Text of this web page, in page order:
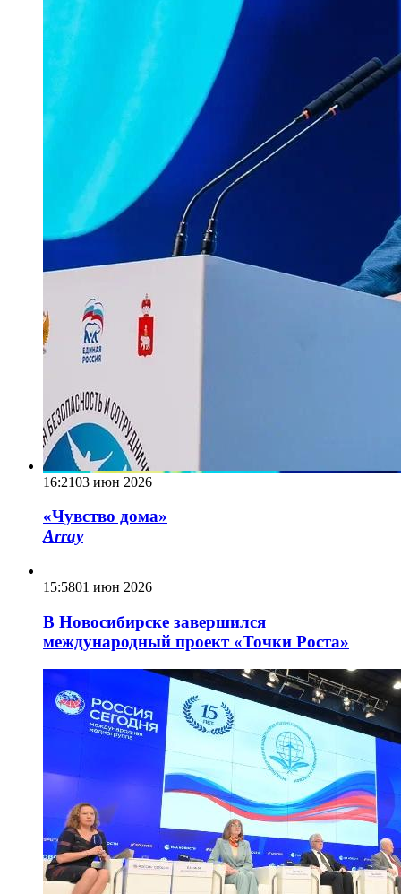
16:2103 июн 2026
«Чувство дома»
Array
15:5801 июн 2026
В Новосибирске завершился
международный проект «Точки Роста»